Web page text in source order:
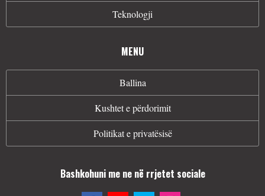
Teknologji
MENU
Ballina
Kushtet e përdorimit
Politikat e privatësisë
Bashkohuni me ne në rrjetet sociale